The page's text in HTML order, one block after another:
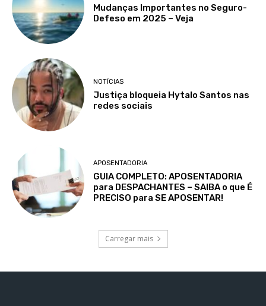
Mudanças Importantes no Seguro-
Defeso em 2025 – Veja
NOTÍCIAS
Justiça bloqueia Hytalo Santos nas
redes sociais
APOSENTADORIA
GUIA COMPLETO: APOSENTADORIA
para DESPACHANTES – SAIBA o que É
PRECISO para SE APOSENTAR!
Carregar mais